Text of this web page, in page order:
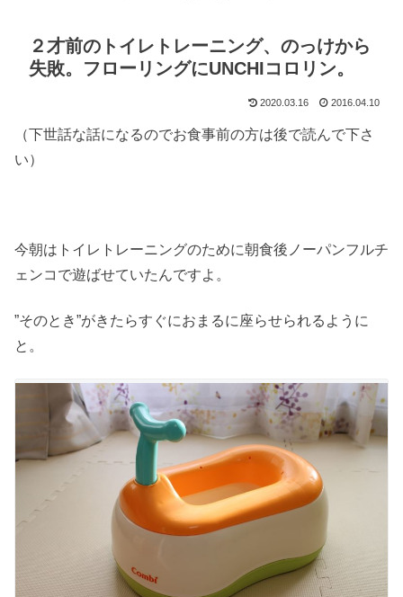
２才前のトイレトレーニング、のっけから
失敗。フローリングにUNCHIコロリン。
2020.03.16 2016.04.10
（下世話な話になるのでお食事前の方は後で読んで下さ
い）
今朝はトイレトレーニングのために朝食後ノーパンフルチ
ェンコで遊ばせていたんですよ。
”そのとき”がきたらすぐにおまるに座らせられるように
と。